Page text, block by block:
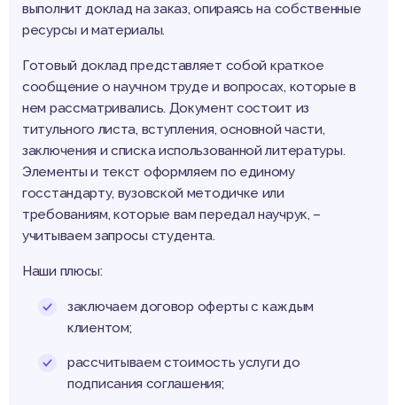
выполнит доклад на заказ, опираясь на собственные
ресурсы и материалы.
Готовый доклад представляет собой краткое
сообщение о научном труде и вопросах, которые в
нем рассматривались. Документ состоит из
титульного листа, вступления, основной части,
заключения и списка использованной литературы.
Элементы и текст оформляем по единому
госстандарту, вузовской методичке или
требованиям, которые вам передал научрук, –
учитываем запросы студента.
Наши плюсы:
заключаем договор оферты с каждым
клиентом;
рассчитываем стоимость услуги до
подписания соглашения;